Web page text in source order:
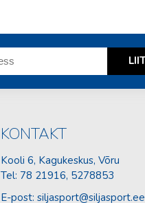
KONTAKT
Kooli 6, Kagukeskus, Võru
Tel: 78 21916, 5278853
E-post: siljasport@siljasport.ee